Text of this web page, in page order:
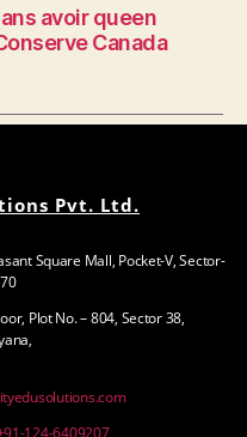
avoir queen
Canada
Pvt. Ltd.
Square Mall, Pocket-V, Sector-
Plot No. – 804, Sector 38,